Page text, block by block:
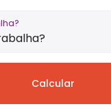
Calcular